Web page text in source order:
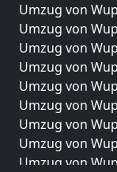
Umzug von
Umzug von
Umzug von
Umzug von
Umzug von
Umzug von
Umzug von
Umzug von
Umzug von